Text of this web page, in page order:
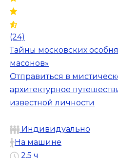
(24)
Тайны московских
масонов»
Отправиться в
архитектурное
известной личности
Индивидуально
На машине
2.5 ч